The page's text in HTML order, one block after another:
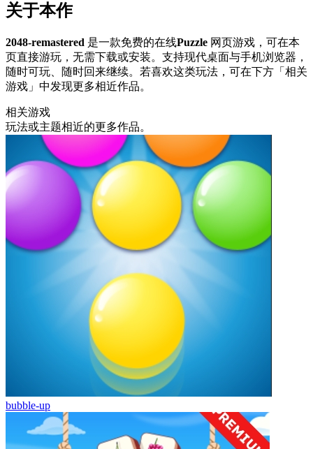
关于本作
2048-remastered 是一款免费的在线Puzzle 网页游戏，可在本
页直接游玩，无需下载或安装。支持现代桌面与手机浏览器，
随时可玩、随时回来继续。若喜欢这类玩法，可在下方「相关
游戏」中发现更多相近作品。
相关游戏
玩法或主题相近的更多作品。
bubble-up